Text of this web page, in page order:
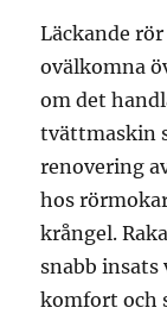
Läckande
ovälkomna
om det
tvättmaskin
renovering
hos
krångel.
snabb insats
komfort och